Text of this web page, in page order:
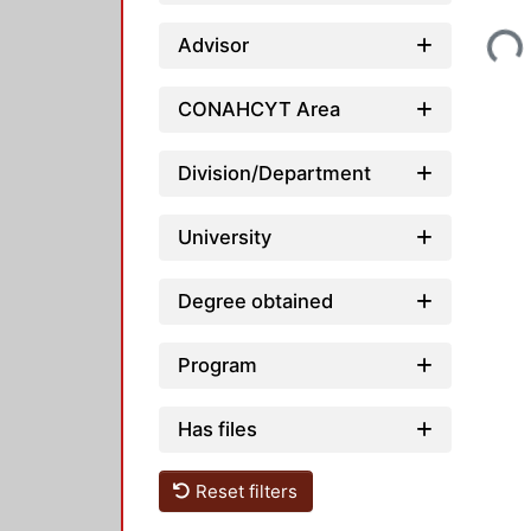
Advisor
CONAHCYT Area
Division/Department
University
Degree obtained
Program
Has files
Reset filters
Loading...